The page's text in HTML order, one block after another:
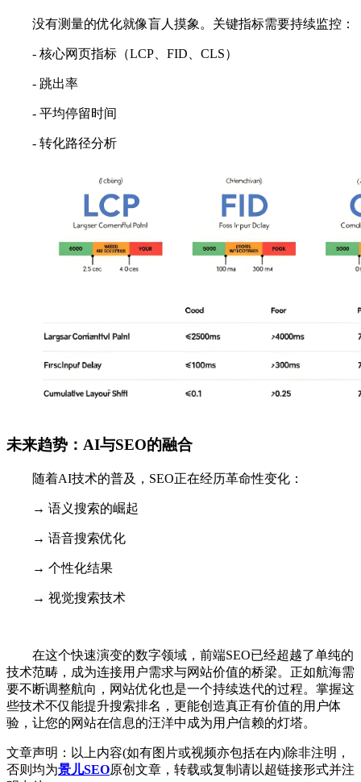
没有测量的优化就像盲人摸象。关键指标需要持续监控：
- 核心网页指标（LCP、FID、CLS）
- 跳出率
- 平均停留时间
- 转化路径分析
未来趋势：AI与SEO的融合
随着AI技术的普及，SEO正在经历革命性变化：
→ 语义搜索的崛起
→ 语音搜索优化
→ 个性化结果
→ 视觉搜索技术
在这个快速演变的数字领域，前端SEO已经超越了单纯的
技术范畴，成为连接用户需求与网站价值的桥梁。正如航海需
要不断调整航向，网站优化也是一个持续迭代的过程。掌握这
些技术不仅能提升搜索排名，更能创造真正有价值的用户体
验，让您的网站在信息的汪洋中成为用户信赖的灯塔。
文章声明：以上内容(如有图片或视频亦包括在内)除非注明，
否则均为景儿SEO原创文章，转载或复制请以超链接形式并注